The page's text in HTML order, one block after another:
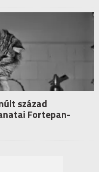
század
Fortepan-